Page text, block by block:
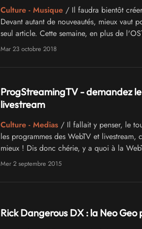
Culture - Musique/ Il faudra bientôt créer
Devant autant de nouveautés, mieux vaut
seul article. Cette semaine, en plus de
sorties qui ont été annoncées : A Link To
Mar 23 octobre 2018
ProgStreamingTV - demandez
livestream
Culture - Medias/ Il fallait y penser, le
les programmes des WebTV et
mieux ! Dis donc chérie, y a quoi à la
Mer 2 septembre 2015
Rick Dangerous DX : la Neo